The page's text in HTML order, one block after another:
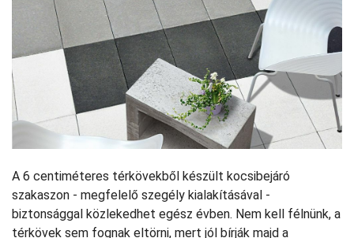
A 6 centiméteres térkövekből készült kocsibejáró
szakaszon - megfelelő szegély kialakításával -
biztonsággal közlekedhet egész évben. Nem kell félnünk, a
térkövek sem fognak eltörni, mert jól bírják majd a